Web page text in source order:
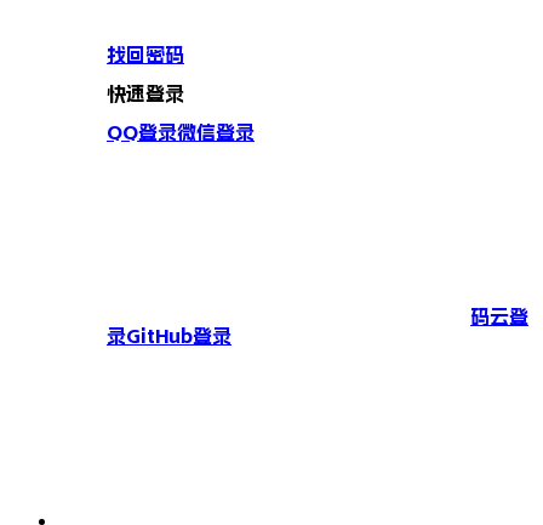
找回密码
快速登录
QQ登录微信登录
码云登
录GitHub登录